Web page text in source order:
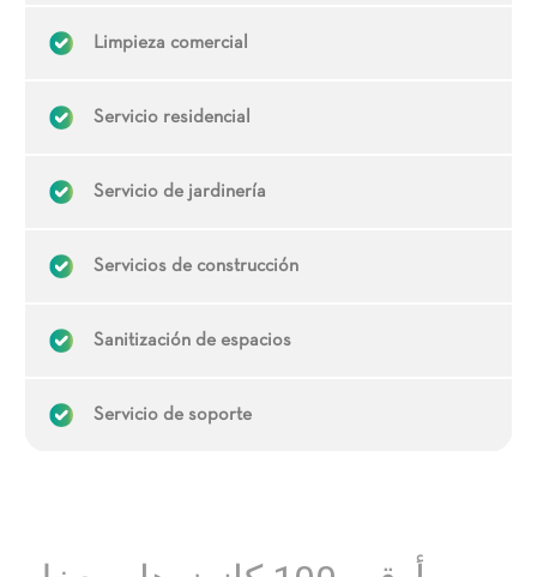
Limpieza comercial
Servicio residencial
Servicio de jardinería
Servicios de construcción
Sanitización de espacios
Servicio de soporte